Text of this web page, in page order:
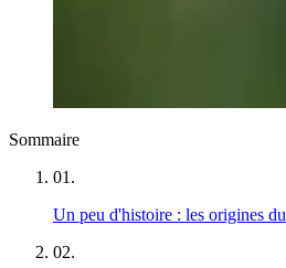
Sommaire
01 .
Un peu d'histoire : les origines
02.